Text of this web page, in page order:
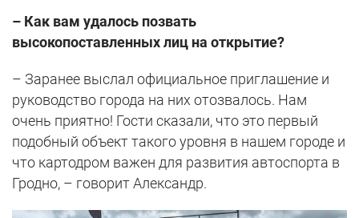
– Как вам удалось позвать
высокопоставленных лиц на открытие?
– Заранее выслал официальное приглашение и
руководство города на них отозвалось. Нам
очень приятно! Гости сказали, что это первый
подобный объект такого уровня в нашем городе и
что картодром важен для развития автоспорта в
Гродно, – говорит Александр.